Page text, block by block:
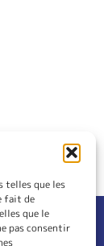
telles que les
fait de
que le
pas consentir